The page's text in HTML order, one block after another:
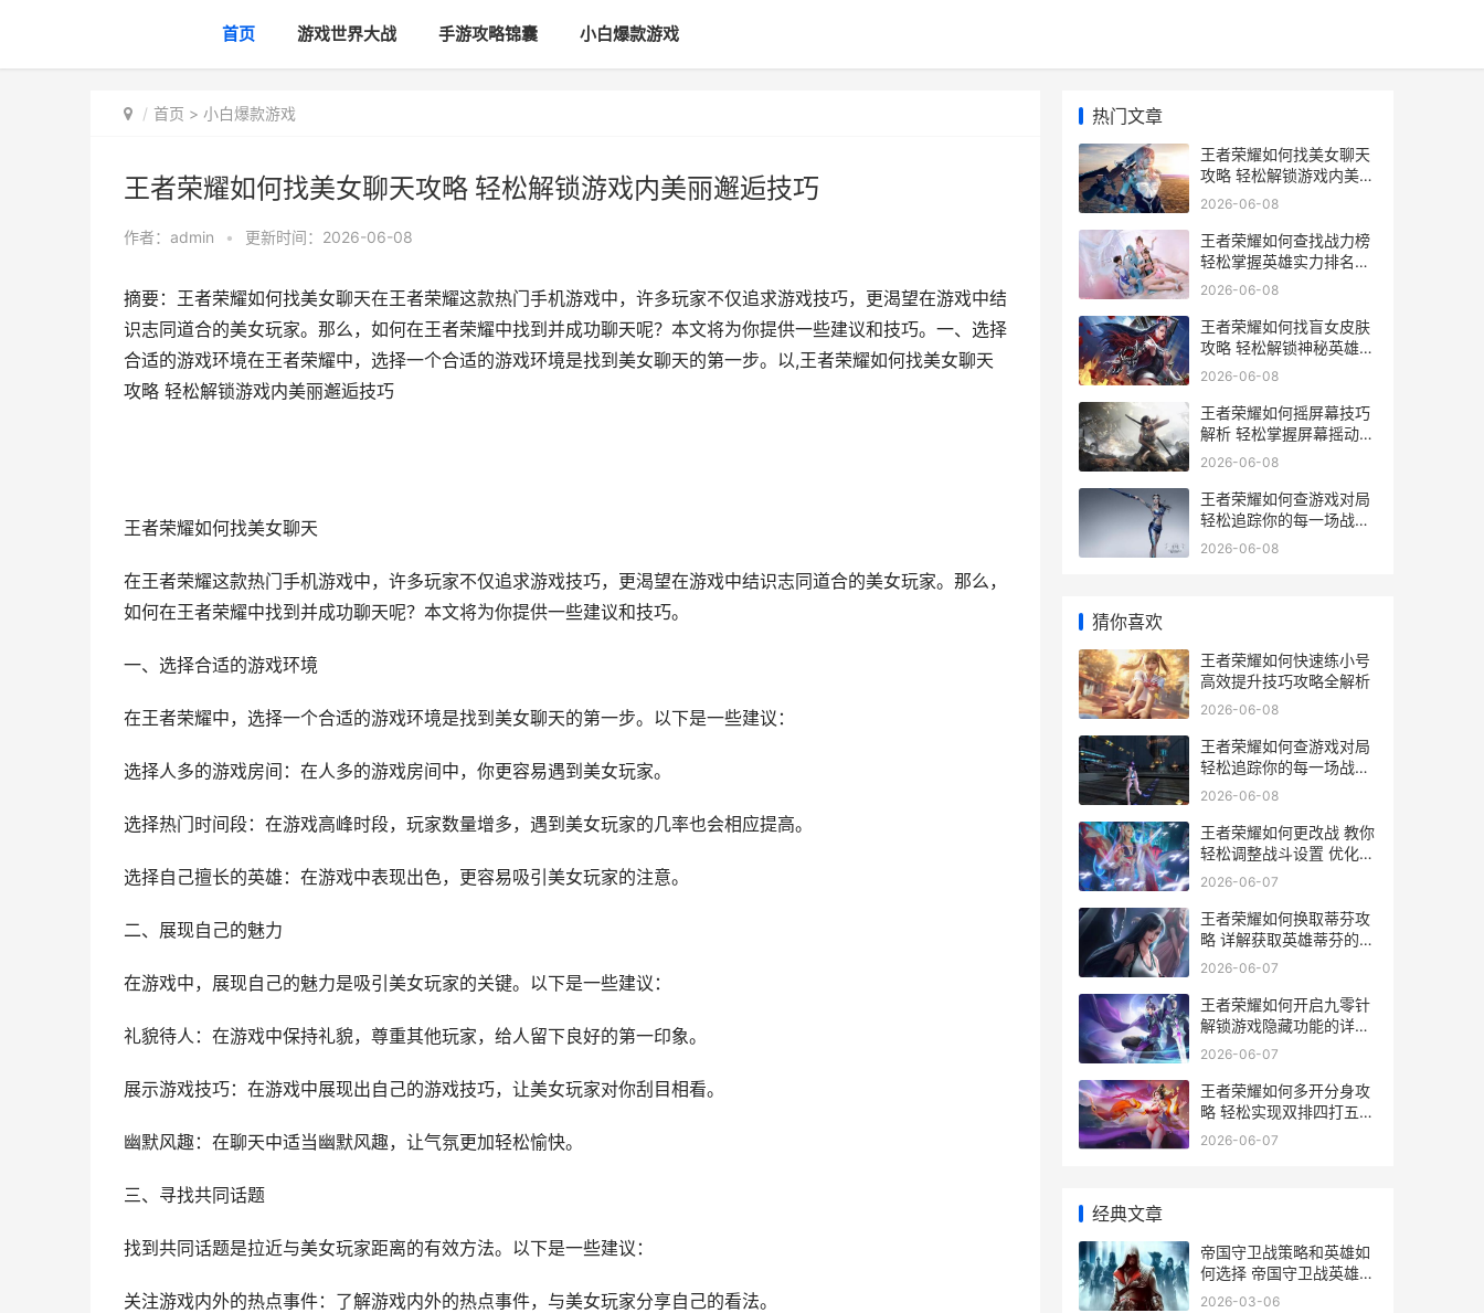
首页 游戏世界大战 手游攻略锦囊 小白爆款游戏
首页 > 小白爆款游戏
王者荣耀如何找美女聊天攻略 轻松解锁游戏内美丽邂逅技巧
作者： admin • 更新时间：2026-06-08
摘要：王者荣耀如何找美女聊天在王者荣耀这款热门手机游戏中，许多玩家不仅追求游戏技巧，更渴望在游戏中结
识志同道合的美女玩家。那么，如何在王者荣耀中找到并成功聊天呢？本文将为你提供一些建议和技巧。一、选择
合适的游戏环境在王者荣耀中，选择一个合适的游戏环境是找到美女聊天的第一步。以,王者荣耀如何找美女聊天
攻略 轻松解锁游戏内美丽邂逅技巧
王者荣耀如何找美女聊天
在王者荣耀这款热门手机游戏中，许多玩家不仅追求游戏技巧，更渴望在游戏中结识志同道合的美女玩家。那么，
如何在王者荣耀中找到并成功聊天呢？本文将为你提供一些建议和技巧。
一、选择合适的游戏环境
在王者荣耀中，选择一个合适的游戏环境是找到美女聊天的第一步。以下是一些建议：
选择人多的游戏房间：在人多的游戏房间中，你更容易遇到美女玩家。
选择热门时间段：在游戏高峰时段，玩家数量增多，遇到美女玩家的几率也会相应提高。
选择自己擅长的英雄：在游戏中表现出色，更容易吸引美女玩家的注意。
二、展现自己的魅力
在游戏中，展现自己的魅力是吸引美女玩家的关键。以下是一些建议：
礼貌待人：在游戏中保持礼貌，尊重其他玩家，给人留下良好的第一印象。
展示游戏技巧：在游戏中展现出自己的游戏技巧，让美女玩家对你刮目相看。
幽默风趣：在聊天中适当幽默风趣，让气氛更加轻松愉快。
三、寻找共同话题
找到共同话题是拉近与美女玩家距离的有效方法。以下是一些建议：
关注游戏内外的热点事件：了解游戏内外的热点事件，与美女玩家分享自己的看法。
热门文章
王者荣耀如何找美女聊天
攻略 轻松解锁游戏内美丽
邂逅技巧
2026-06-08
王者荣耀如何查找战力榜
轻松掌握英雄实力排名技
巧
2026-06-08
王者荣耀如何找盲女皮肤
攻略 轻松解锁神秘英雄限
定美肤
2026-06-08
王者荣耀如何摇屏幕技巧
解析 轻松掌握屏幕摇动操
作攻略
2026-06-08
王者荣耀如何查游戏对局
轻松追踪你的每一场战斗
记录
2026-06-08
猜你喜欢
王者荣耀如何快速练小号
高效提升技巧攻略全解析
2026-06-08
王者荣耀如何查游戏对局
轻松追踪你的每一场战斗
记录
2026-06-08
王者荣耀如何更改战 教你
轻松调整战斗设置 优化游
戏体验指南
2026-06-07
王者荣耀如何换取蒂芬攻
略 详解获取英雄蒂芬的兑
换方法及技巧
2026-06-07
王者荣耀如何开启九零针
解锁游戏隐藏功能的详细
攻略
2026-06-07
王者荣耀如何多开分身攻
略 轻松实现双排四打五
提升胜率技巧大揭秘
2026-06-07
经典文章
帝国守卫战策略和英雄如
何选择 帝国守卫战英雄排
行说明 帝国守卫战全攻略
2026-03-06